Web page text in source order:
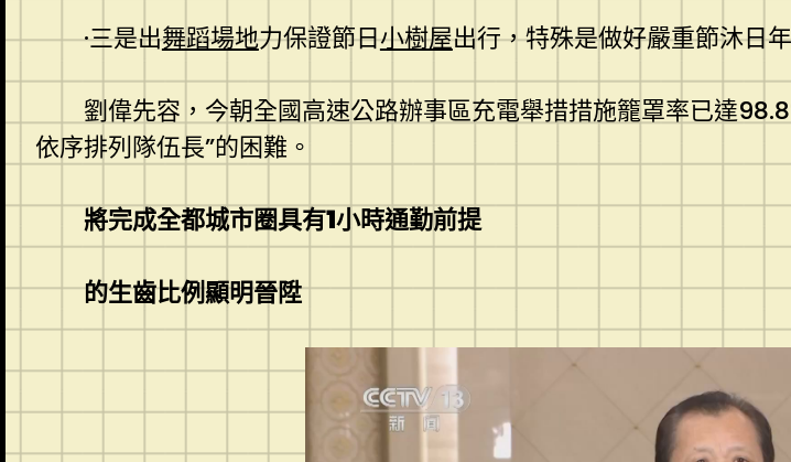
·三是出舞蹈場地力保證節日小樹屋出行，特殊是做好嚴重節沐日
劉偉先容，今朝全國高速公路辦事區充電舉措措施籠罩率已達
依序排列隊伍長”的困難。
將完成全都城市圈具有1小時通勤前提
的生齒比例顯明晉陞